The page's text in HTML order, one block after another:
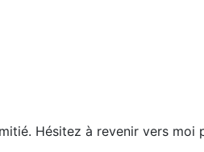
Hésitez à revenir vers moi